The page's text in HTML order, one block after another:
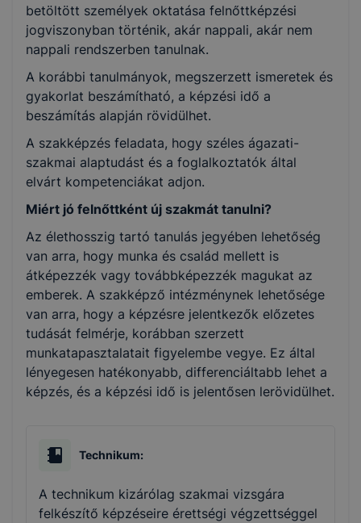
betöltött személyek oktatása felnőttképzési
jogviszonyban történik, akár nappali, akár nem
nappali rendszerben tanulnak.
A korábbi tanulmányok, megszerzett ismeretek és
gyakorlat beszámítható, a képzési idő a
beszámítás alapján rövidülhet.
A szakképzés feladata, hogy széles ágazati-
szakmai alaptudást és a foglalkoztatók által
elvárt kompetenciákat adjon.
Miért jó felnőttként új szakmát tanulni?
Az élethosszig tartó tanulás jegyében lehetőség
van arra, hogy munka és család mellett is
átképezzék vagy továbbképezzék magukat az
emberek. A szakképző intézménynek lehetősége
van arra, hogy a képzésre jelentkezők előzetes
tudását felmérje, korábban szerzett
munkatapasztalatait figyelembe vegye. Ez által
lényegesen hatékonyabb, differenciáltabb lehet a
képzés, és a képzési idő is jelentősen lerövidülhet.
Technikum:
A technikum kizárólag szakmai vizsgára
felkészítő képzéseire érettségi végzettséggel